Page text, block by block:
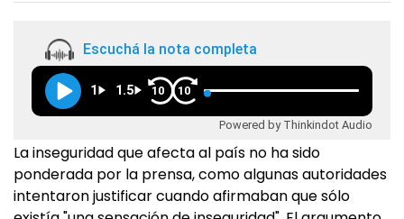
Escuchá la nota completa
1 1.5 10 10
Powered by Thinkindot Audio
La inseguridad que afecta al país no ha sido
ponderada por la prensa, como algunas autoridades
intentaron justificar cuando afirmaban que sólo